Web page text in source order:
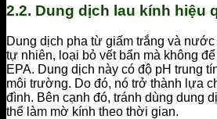
2.2. Dung dịch lau kính hiệu
Dung dịch pha từ giấm trắng và
tự nhiên, loại bỏ vết bẩn mà không
EPA. Dung dịch này có độ pH trung
môi trường. Do đó, nó trở thành lựa
đình. Bên cạnh đó, tránh dùng dung
thể làm mờ kính theo thời gian.